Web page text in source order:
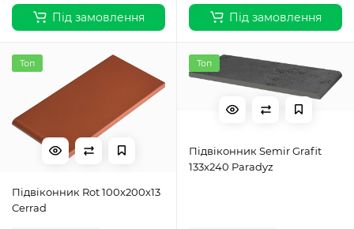
Під замовлення Під замовлення
Топ
Підвіконник Rot 100x200x13
Cerrad
Топ
Підвіконник Semir Grafit
133x240 Paradyz